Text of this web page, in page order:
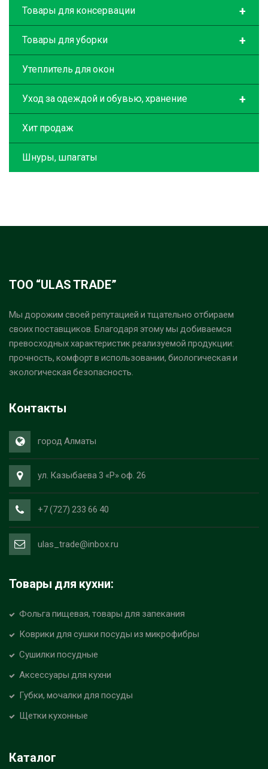
+
Товары для консервации
+
Товары для уборки
Утеплитель для окон
+
Уход за одеждой и обувью, хранение
Хит продаж
Шнуры, шпагаты
ТОО “ULAS TRADE”
Мы дорожим своей репутацией и тщательно отбираем
своих поставщиков. Благодаря этому мы добиваемся
превосходных характеристик реализуемой продукции:
прочность, комфорт в использовании, биологическая и
экологическая безопасность.
Контакты
город Алматы
ул. Казыбаева 3 «Р» оф. 26
+7 (727) 233 66 40
ulas_trade@inbox.ru
Товары для кухни:
Фольга пищевая, товары для запекания
Коврики для сушки посуды из микрофибры
Сушилки посудные
Аксессуары для кухни
Губки, мочалки для посуды
Щетки кухонные
Каталог